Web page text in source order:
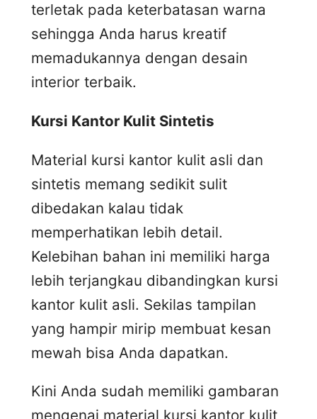
terletak pada keterbatasan warna
sehingga Anda harus kreatif
memadukannya dengan desain
interior terbaik.
Kursi Kantor Kulit Sintetis
Material kursi kantor kulit asli dan
sintetis memang sedikit sulit
dibedakan kalau tidak
memperhatikan lebih detail.
Kelebihan bahan ini memiliki harga
lebih terjangkau dibandingkan kursi
kantor kulit asli. Sekilas tampilan
yang hampir mirip membuat kesan
mewah bisa Anda dapatkan.
Kini Anda sudah memiliki gambaran
mengenai material kursi kantor kulit